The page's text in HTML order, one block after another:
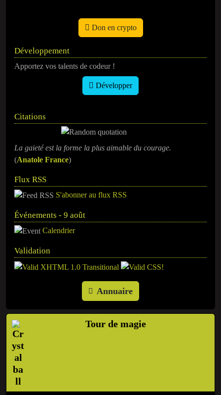
Don en crypto
Développement
Apportez vos talents de codeur !
Développer
Citations
La gaieté est la forme la plus aimable du courage.
(Anatole France)
Flux RSS
S'abonner au flux RSS
Événements - 9 août
Calendrier
Validation
Annuaire
Tour de magie